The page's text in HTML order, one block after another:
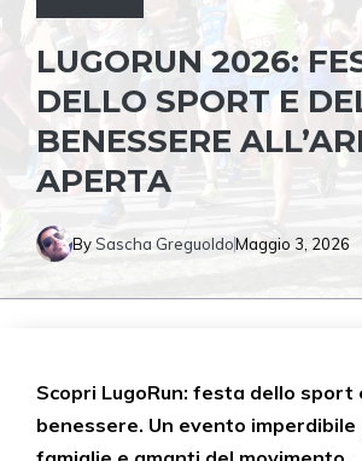
LUGORUN 2026:
DELLO SPORT E
BENESSERE
APERTA
BySascha GreguoldoMaggio 3, 2026
Scopri LugoRun: festa dello sport
benessere. Un evento